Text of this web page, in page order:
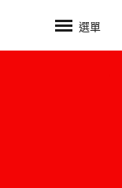
選單